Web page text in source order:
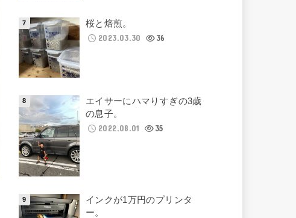
桜と焙煎。
2023.03.30
36
エイサーにハマりすぎの3歳
の息子。
2022.08.01
35
インクが1万円のプリンタ
ー。